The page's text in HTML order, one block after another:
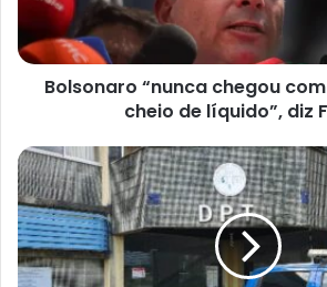
cheio
de
líquido”,
Bolsonaro “nunca chegou
cheio de líquido”, diz
Suspeito
de
assaltos
é
morto
a